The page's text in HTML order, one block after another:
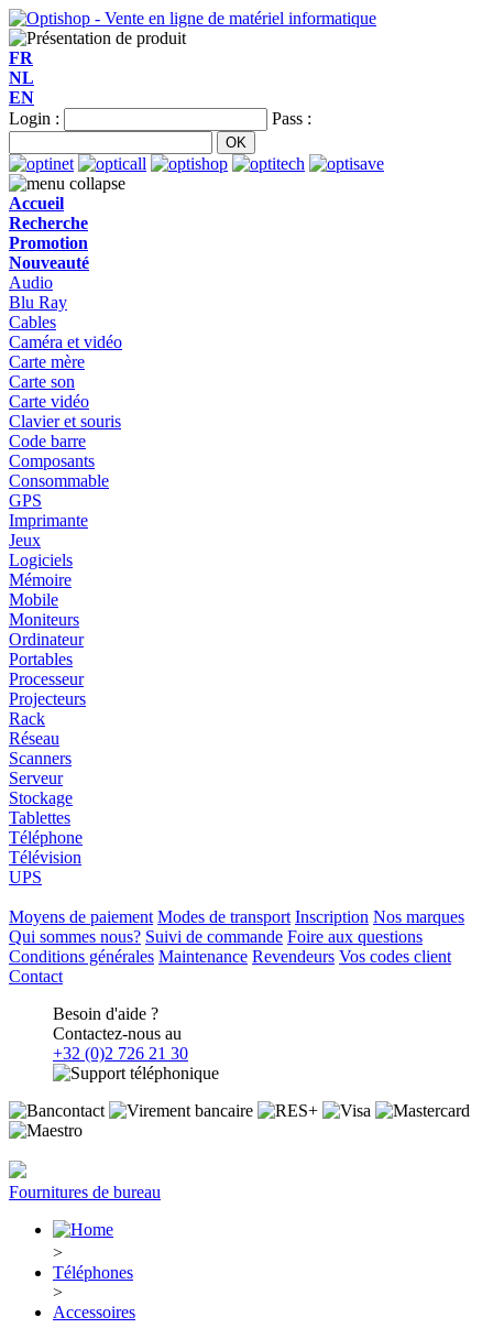
FR
NL
EN
Login :
Pass :
Accueil
Recherche
Promotion
Nouveauté
Audio
Blu Ray
Cables
Caméra et vidéo
Carte mère
Carte son
Carte vidéo
Clavier et souris
Code barre
Composants
Consommable
GPS
Imprimante
Jeux
Logiciels
Mémoire
Mobile
Moniteurs
Ordinateur
Portables
Processeur
Projecteurs
Rack
Réseau
Scanners
Serveur
Stockage
Tablettes
Téléphone
Télévision
UPS
Moyens de paiement Modes de transport Inscription Nos marques
Qui sommes nous? Suivi de commande Foire aux questions
Conditions générales Maintenance Revendeurs Vos codes client
Contact
Besoin d'aide ?
Contactez-nous au
+32 (0)2 726 21 30
Fournitures de bureau
>
Téléphones
>
Accessoires